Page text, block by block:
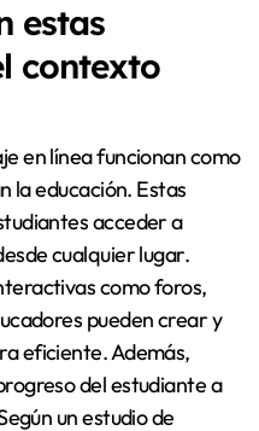
estas
contexto
en línea funcionan como
la educación. Estas
acceder a
cualquier lugar.
como foros,
pueden crear y
eficiente. Además,
del estudiante a
un estudio de